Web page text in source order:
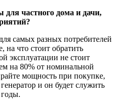
для частного дома и дачи,
самых разных потребителей
на что стоит обратить
эксплуатации не стоит
на 80% от номинальной
мощность при покупке,
и он будет служить
годы.